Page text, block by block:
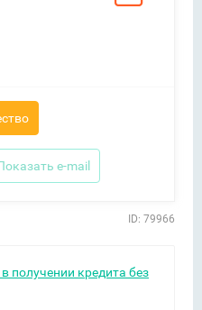
e-mail
ID: 79966
получении кредита без